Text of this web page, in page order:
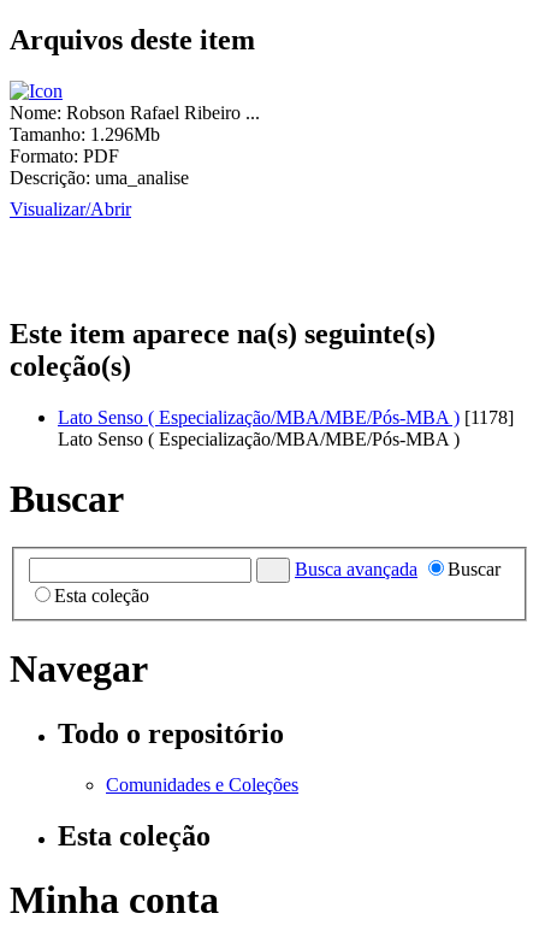
Arquivos deste item
Nome: Robson Rafael Ribeiro ...
Tamanho: 1.296Mb
Formato: PDF
Descrição: uma_analise
Visualizar/Abrir
Este item aparece na(s) seguinte(s)
coleção(s)
Lato Senso ( Especialização/MBA/MBE/Pós-MBA ) [1178]
Lato Senso ( Especialização/MBA/MBE/Pós-MBA )
Buscar
Busca avançada
Buscar
Esta coleção
Navegar
Todo o repositório
Comunidades e Coleções
Esta coleção
Minha conta